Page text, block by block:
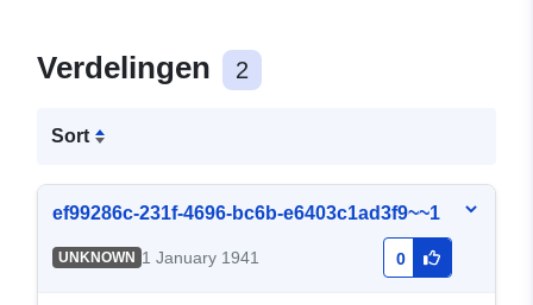
Verdelingen 2
Sort
ef99286c-231f-4696-bc6b-e6403c1ad3f9~~1
UNKNOWN 1 January 1941 0